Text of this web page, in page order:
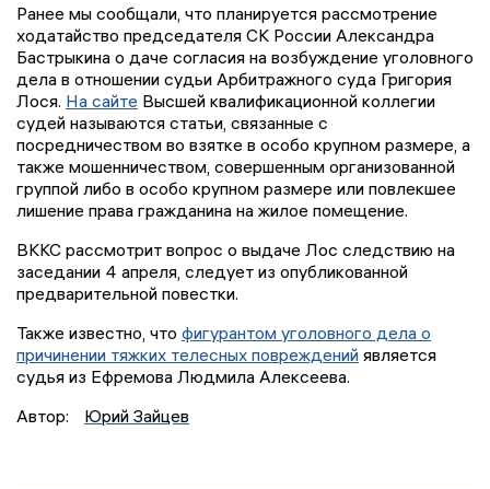
Ранее мы сообщали, что планируется рассмотрение
ходатайство председателя СК России Александра
Бастрыкина о даче согласия на возбуждение уголовного
дела в отношении судьи Арбитражного суда Григория
Лося. На сайте Высшей квалификационной коллегии
судей называются статьи, связанные с
посредничеством во взятке в особо крупном размере, а
также мошенничеством, совершенным организованной
группой либо в особо крупном размере или повлекшее
лишение права гражданина на жилое помещение.
ВККС рассмотрит вопрос о выдаче Лос следствию на
заседании 4 апреля, следует из опубликованной
предварительной повестки.
Также известно, что фигурантом уголовного дела о
причинении тяжких телесных повреждений является
судья из Ефремова Людмила Алексеева.
Автор:
Юрий Зайцев